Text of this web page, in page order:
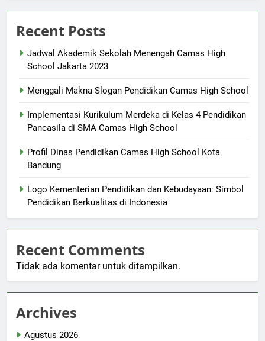
Recent Posts
Jadwal Akademik Sekolah Menengah Camas High
School Jakarta 2023
Menggali Makna Slogan Pendidikan Camas High School
Implementasi Kurikulum Merdeka di Kelas 4 Pendidikan
Pancasila di SMA Camas High School
Profil Dinas Pendidikan Camas High School Kota
Bandung
Logo Kementerian Pendidikan dan Kebudayaan: Simbol
Pendidikan Berkualitas di Indonesia
Recent Comments
Tidak ada komentar untuk ditampilkan.
Archives
Agustus 2026